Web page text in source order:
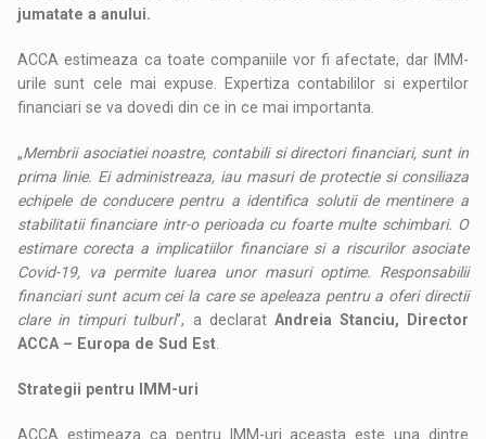
jumatate a anului.
ACCA estimeaza ca toate companiile vor fi afectate, dar IMM-
urile sunt cele mai expuse. Expertiza contabililor si expertilor
financiari se va dovedi din ce in ce mai importanta.
„Membrii asociatiei noastre, contabili si directori financiari, sunt in
prima linie. Ei administreaza, iau masuri de protectie si consiliaza
echipele de conducere pentru a identifica solutii de mentinere a
stabilitatii financiare intr-o perioada cu foarte multe schimbari. O
estimare corecta a implicatiilor financiare si a riscurilor asociate
Covid-19, va permite luarea unor masuri optime. Responsabilii
financiari sunt acum cei la care se apeleaza pentru a oferi directii
clare in timpuri tulburi”, a declarat Andreia Stanciu, Director
ACCA – Europa de Sud Est
Strategii pentru IMM-uri
ACCA estimeaza ca pentru IMM-uri aceasta este una dintre